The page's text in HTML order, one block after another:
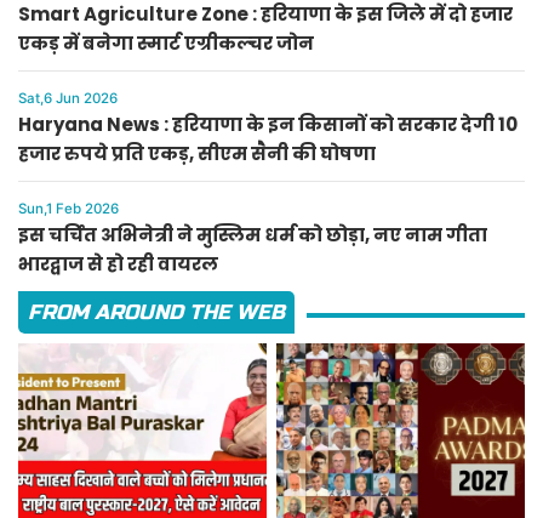
Smart Agriculture Zone : हरियाणा के इस जिले में दो हजार
एकड़ में बनेगा स्मार्ट एग्रीकल्चर जोन
Sat,6 Jun 2026
Haryana News : हरियाणा के इन किसानों को सरकार देगी 10
हजार रुपये प्रति एकड़, सीएम सैनी की घोषणा
Sun,1 Feb 2026
इस चर्चित अभिनेत्री ने मुस्लिम धर्म को छोड़ा, नए नाम गीता
भारद्वाज से हो रही वायरल
FROM AROUND THE WEB